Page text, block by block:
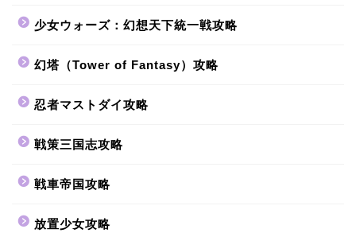
少女ウォーズ：幻想天下統一戦攻略
幻塔（Tower of Fantasy）攻略
忍者マストダイ攻略
戦策三国志攻略
戦車帝国攻略
放置少女攻略